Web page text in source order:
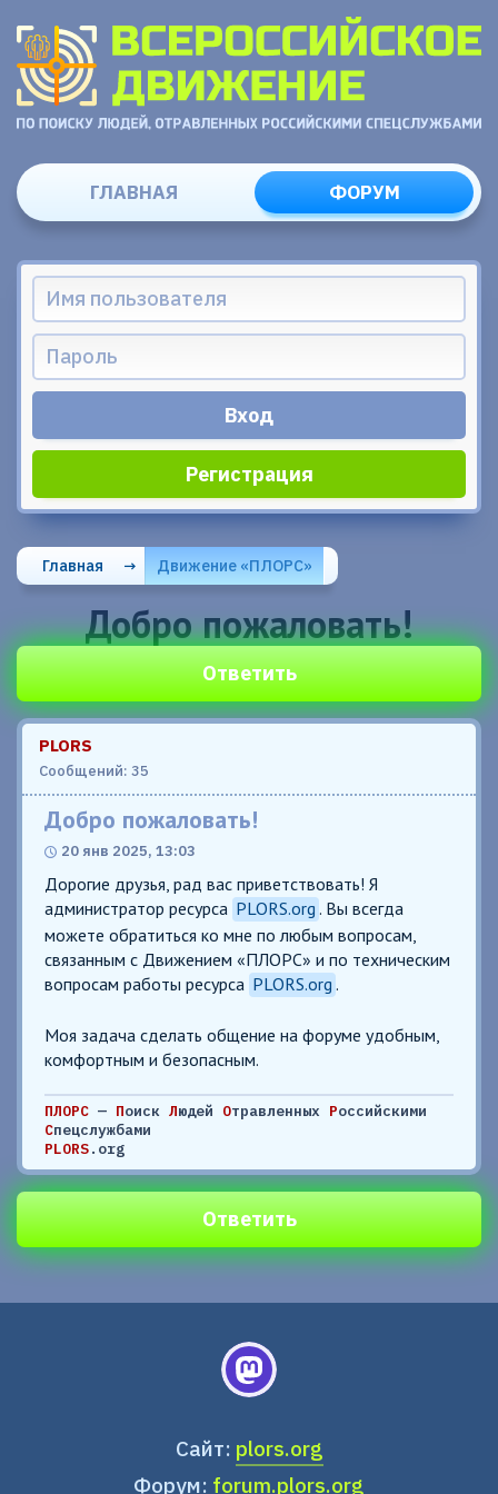
ГЛАВНАЯ ФОРУМ
Регистрация
Главная → Движение «ПЛОРС»
Добро пожаловать!
Ответить
PLORS
Сообщений: 35
Добро пожаловать!
20 янв 2025, 13:03
Дорогие друзья, рад вас приветствовать! Я
администратор ресурса PLORS.org . Вы всегда
можете обратиться ко мне по любым вопросам,
связанным с Движением «ПЛОРС» и по техническим
вопросам работы ресурса PLORS.org .
Моя задача сделать общение на форуме удобным,
комфортным и безопасным.
ПЛОРС — Поиск Людей Отравленных Российскими
Спецслужбами
PLORS.org
Ответить
Сайт: plors.org
Форум: forum.plors.org